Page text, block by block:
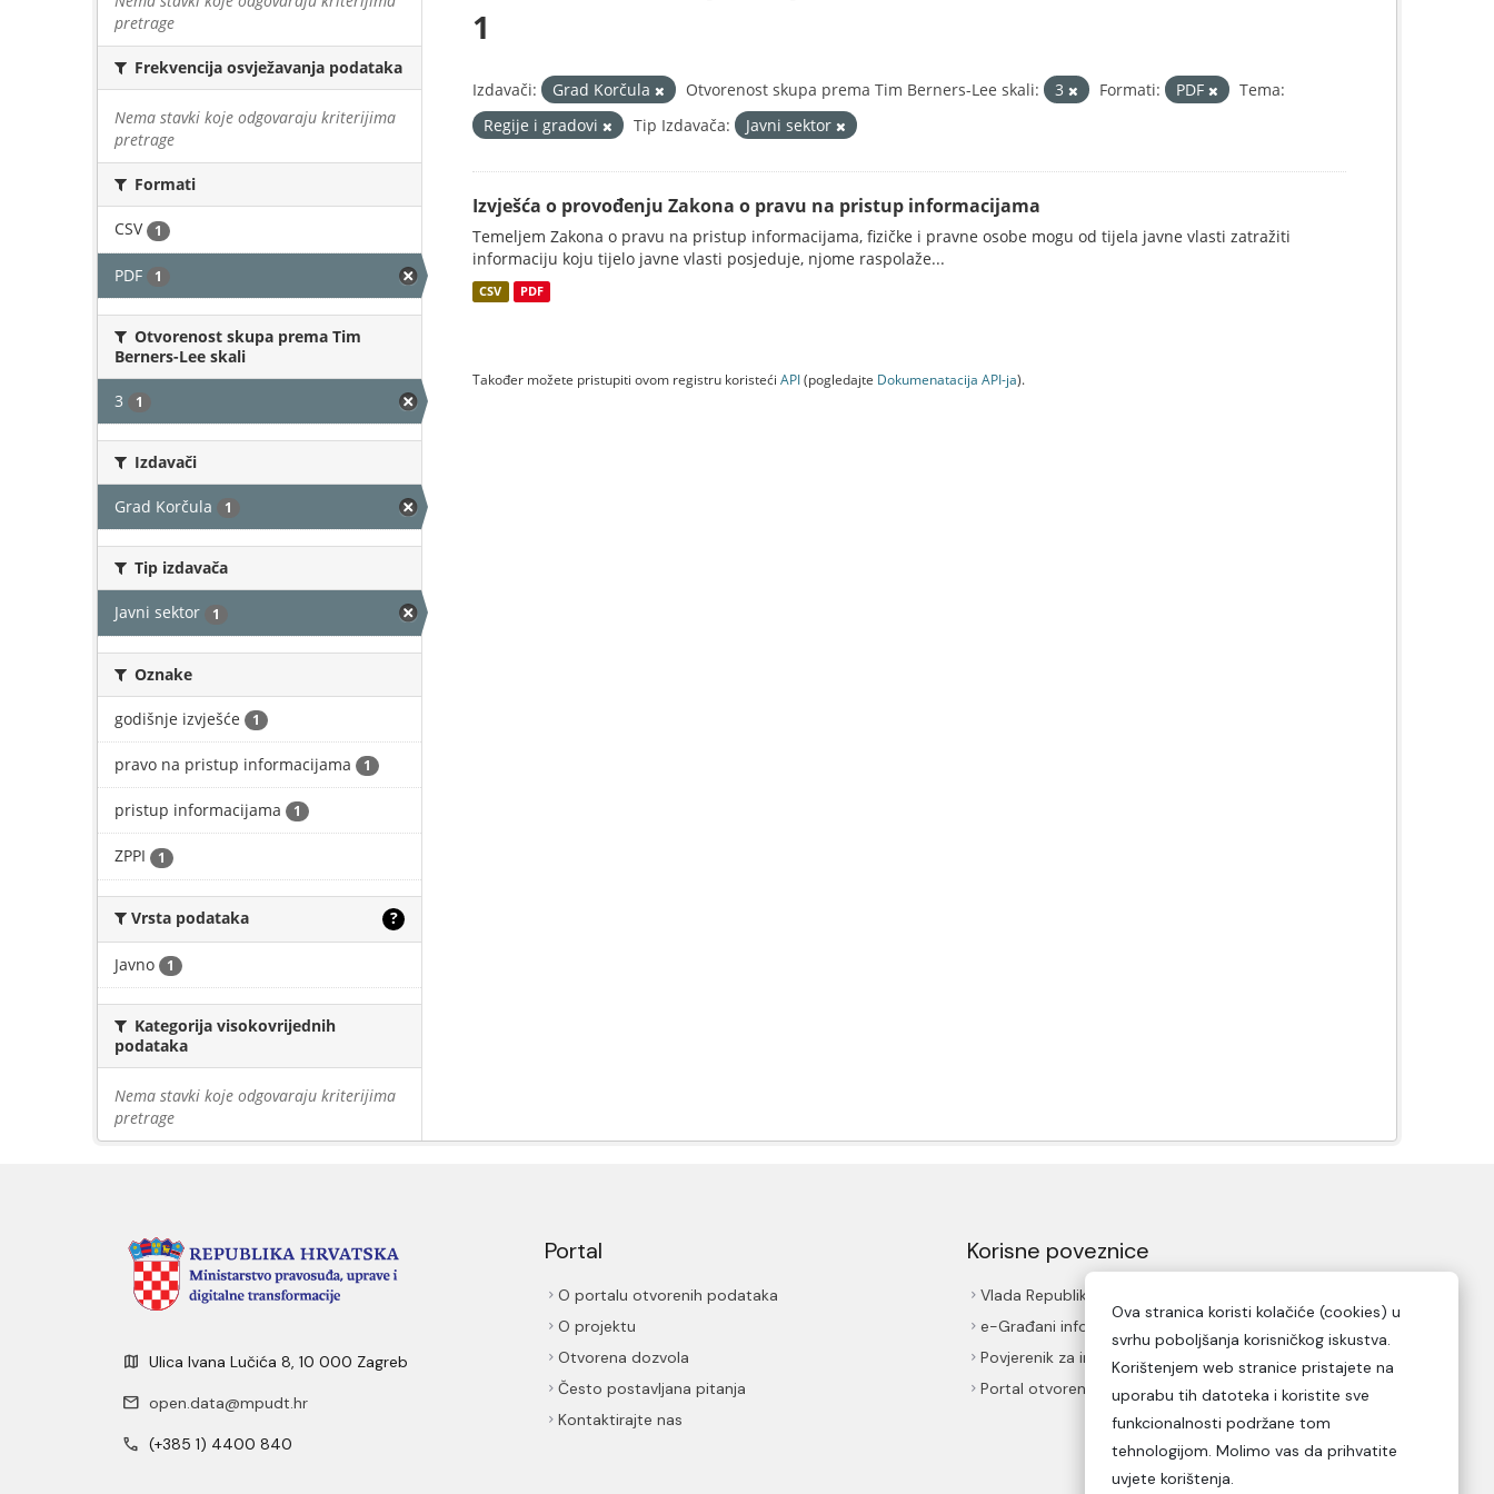
pretrage
Frekvencija osvježavanja podataka
Nema stavki koje odgovaraju kriterijima
pretrage
Formati
CSV 1
PDF 1
Otvorenost skupa prema Tim
Berners-Lee skali
3 1
Izdavači
Grad Korčula 1
Tip izdavača
Javni sektor 1
Oznake
godišnje izvješće 1
pravo na pristup informacijama 1
pristup informacijama 1
ZPPI 1
Vrsta podataka ?
Javno 1
Kategorija visokovrijednih
podataka
Nema stavki koje odgovaraju kriterijima
pretrage
1
Izdavači: Grad Korčula Otvorenost skupa prema Tim Berners-Lee skali: 3 Formati: PDF
Tema:
Regije i gradovi
Tip Izdavača: Javni sektor
Izvješća o provođenju Zakona o pravu na pristup informacijama
Temeljem Zakona o pravu na pristup informacijama, fizičke i pravne osobe mogu od tijela javne vlasti zatražiti
informaciju koju tijelo javne vlasti posjeduje, njome raspolaže...
CSV PDF
Također možete pristupiti ovom registru koristeći API(pogledajte Dokumenаtаcijа API-jа).